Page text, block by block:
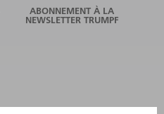
ABONNEMENT À LA
NEWSLETTER TRUMPF